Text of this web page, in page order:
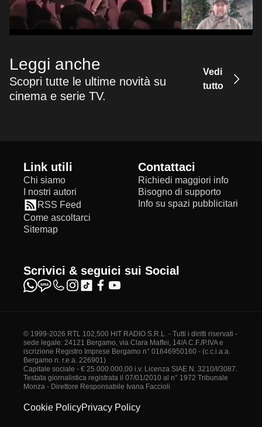
Leggi anche
Scopri tutte le ultime novità su
cinema e serie TV.
Vedi
tutto
Link utili
Chi siamo
I nostri autori
RSS Feed
Come ascoltarci
Sitemap
Contattaci
Richiedi maggiori info
Bisogno di supporto
Info su spazi pubblicitari
Scrivici & seguici sui Social
© 1999-2026 RTL 102,500 HIT RADIO S.R.L. - Tutti i diritti riservati -
sede legale: 24121 Bergamo, via Clara Maffei, 14/A C.F./P.IVA e
iscrizione Registro Imprese Bergamo n° 01646950160 - (c.c.i.a.a.
Bergamo n. r.e.a. 226901)
Capitale sociale - € 25.000.000,00 i.v. Licenza SIAE N. 3210/I/3087.
Testata giornalistica registrata il 07/01/2010 al n° 1972 Tribunale
Monza - Direttore Responsabile Ivana Faccioli
Cookie PolicyPrivacy Policy